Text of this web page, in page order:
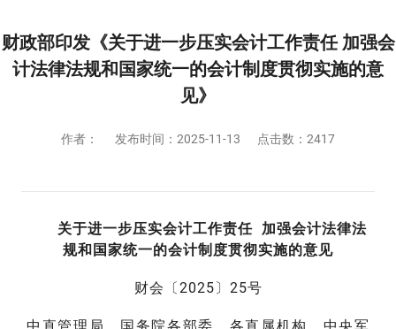
财政部印发《关于进一步压实会计工作责任 加强会
计法律法规和国家统一的会计制度贯彻实施的意
见》
作者： 发布时间： 2025-11-13 点击数：2417
关于进一步压实会计工作责任 加强会计法律法
规和国家统一的会计制度贯彻实施的意见
财会〔2025〕25号